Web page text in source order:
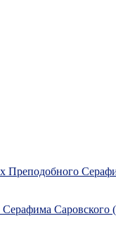
Преподобного
Серафима Саровского